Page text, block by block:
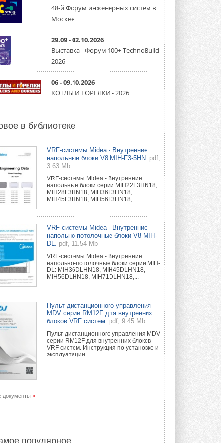
охлаждения для ЦОД
Mitsubishi Electric создаёт в США новую
компанию MEHITS US Inc. ...
31 ИЮЛЯ 2026
США запретили использование
иностранных инверторов
комиссия по связи США (FCC) обновила
свой специальный перечень Covered ...
31 ИЮЛЯ 2026
солнечные панели в МКД
30 ИЮЛЯ 2026
Канальные вентиляторы с ЕС-
двигателями Sysimple TRS EC
Poti
Новинка от Системэйр —
прямоугольный канальный ...
Краска для окон: как выбрать
состав, который не
растрескается после первой
зимы
Частые вопросы о краске для окон ...
30 ИЮЛЯ 2026
новую серию консольных
Усовершенствованная гидравлика
помогает снизить энергопотребление ...
30 ИЮЛЯ 2026
Группа «Теплолюкс» открыла
новую производственную
площадку
29 ИЮЛЯ 2026
48-й Форум инженерных систем в
Москве
29.09 - 02.10.2026
Выставка - Форум 100+ TechnoBuild
2026
06 - 09.10.2026
КОТЛЫ И ГОРЕЛКИ - 2026
в библиотеке
VRF-системы Midea - Внутренние
напольные блоки V8 MIH-F3-5HN. pdf,
3.63 Mb
VRF-системы Midea - Внутренние
напольные блоки серии MIH22F3HN18,
MIH28F3HN18, MIH36F3HN18,
MIH45F3HN18, MIH56F3HN18,...
VRF-системы Midea - Внутренние
напольно-потолочные блоки V8 MIH-
DL.
pdf, 11.54 Mb
VRF-системы Midea - Внутренние
напольно-потолочные блоки серии MIH-
DL: MIH36DLHN18, MIH45DLHN18,
MIH56DLHN18, MIH71DLHN18,...
Пульт дистанционного управления
MDV серии RM12F для внутренних
блоков VRF систем.
pdf, 9.45 Mb
Пульт дистанционного управления MDV
серии RM12F для внутренних блоков
VRF систем. Инструкция по установке и
эксплуатации.
документы »
популярное